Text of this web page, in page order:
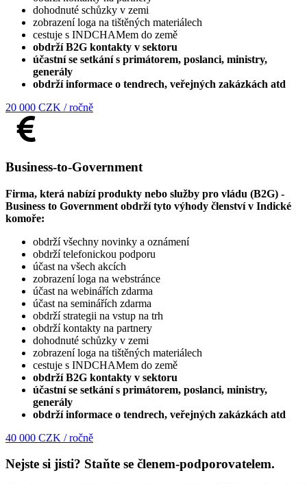
dohodnuté schůzky v zemi
zobrazení loga na tištěných materiálech
cestuje s INDCHAMem do země
obdrží B2G kontakty v sektoru
účastní se setkání s primátorem, poslanci, ministry,
generály
obdrží informace o tendrech, veřejných zakázkách atd
20 000 CZK / ročně
Business-to-Government
Firma, která nabízí produkty nebo služby pro vládu (B2G) -
Business to Government obdrží tyto výhody členství v Indické
komoře:
obdrží všechny novinky a oznámení
obdrží telefonickou podporu
účast na všech akcích
zobrazení loga na webstránce
účast na webinářích zdarma
účast na seminářích zdarma
obdrží strategii na vstup na trh
obdrží kontakty na partnery
dohodnuté schůzky v zemi
zobrazení loga na tištěných materiálech
cestuje s INDCHAMem do země
obdrží B2G kontakty v sektoru
účastní se setkání s primátorem, poslanci, ministry,
generály
obdrží informace o tendrech, veřejných zakázkách atd
40 000 CZK / ročně
Nejste si jisti? Staňte se členem-podporovatelem.